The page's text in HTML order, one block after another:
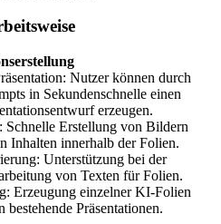
Nutzer können durch
in Sekundenschnelle einen
erzeugen.
Erstellung von Bildern
Inhalten innerhalb der Folien.
Unterstützung bei der
von Texten für Folien.
Erzeugung einzelner KI-Folien
Präsentationen.